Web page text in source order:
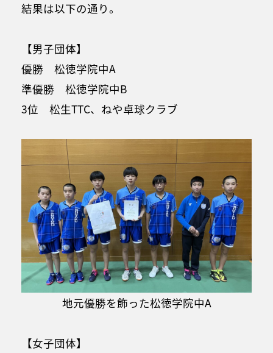
結果は以下の通り。
【男子団体】
優勝 松徳学院中A
準優勝 松徳学院中B
3位 松生TTC、ねや卓球クラブ
地元優勝を飾った松徳学院中A
【女子団体】